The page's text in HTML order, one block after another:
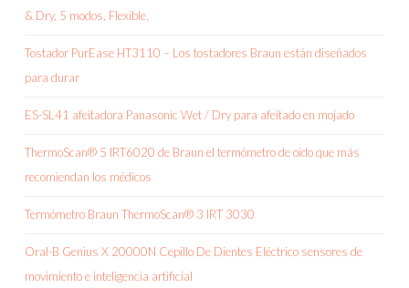
& Dry, 5 modos, Flexible,
Tostador PurEase HT3110 – Los tostadores Braun están diseñados
para durar
ES-SL41 afeitadora Panasonic Wet / Dry para afeitado en mojado
ThermoScan® 5 IRT6020 de Braun el termómetro de oído que más
recomiendan los médicos
Termómetro Braun ThermoScan® 3 IRT 3030
Oral-B Genius X 20000N Cepillo De Dientes Eléctrico sensores de
movimiento e inteligencia artificial